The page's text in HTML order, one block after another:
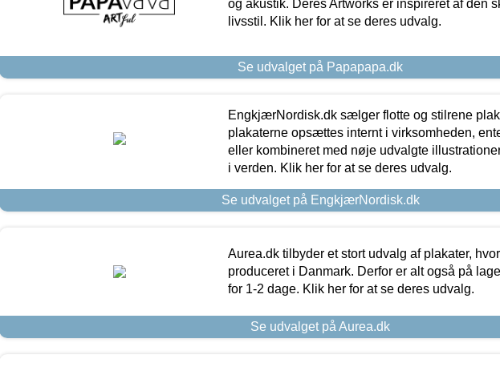
og akustik. Deres Artworks er inspireret af den
livsstil. Klik her for at se deres udvalg.
Se udvalget på Papapapa.dk
EngkjærNordisk.dk sælger flotte og stilrene
plakaterne opsættes internt i virksomheden,
eller kombineret med nøje udvalgte
i verden. Klik her for at se deres udvalg.
Se udvalget på EngkjærNordisk.dk
Aurea.dk tilbyder et stort udvalg af plakater,
produceret i Danmark. Derfor er alt også på
for 1-2 dage. Klik her for at se deres udvalg.
Se udvalget på Aurea.dk